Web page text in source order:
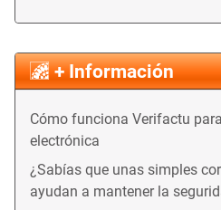
+ Información
Cómo funciona Verifactu
electrónica
¿Sabías que unas simples
ayudan a mantener la